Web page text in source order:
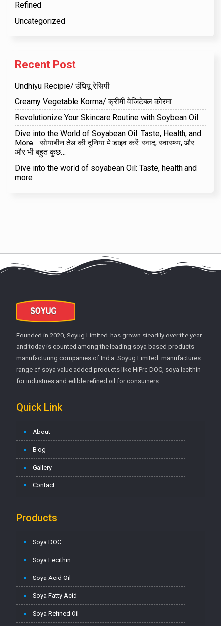
Refined
Uncategorized
Recent Post
Undhiyu Recipie/ उंधियू रेसिपी
Creamy Vegetable Korma/ क्रीमी वेजिटेबल कोरमा
Revolutionize Your Skincare Routine with Soybean Oil
Dive into the World of Soyabean Oil: Taste, Health, and
More… सोयाबीन तेल की दुनिया में डाइव करें: स्वाद, स्वास्थ्य, और
और भी बहुत कुछ…
Dive into the world of soyabean Oil: Taste, health and
more
Founded in 2020, Soyug Limited. has grown steadily over the year
and today is counted among the leading soya-based products
manufacturing companies of India. Soyug Limited. manufactures
range of soya value added products like HiPro DOC, soya lecithin
for industries and edible refined oil for consumers.
Quick Link
About
Blog
Gallery
Contact
Products
Soya DOC
Soya Lecithin
Soya Acid Oil
Soya Fatty Acid
Soya Refined Oil